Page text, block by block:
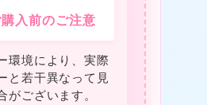
入前のご注意
環境により、実際
と若干異なって見
がございます。
★